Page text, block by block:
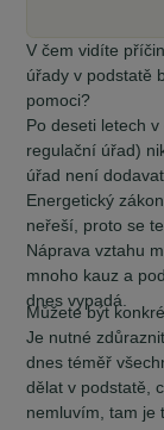
V čem vidíte
úřady v podstatě
pomoci?
Po deseti letech
regulační úřad)
úřad není
Energetický
neřeší, proto se
Náprava vztahu
mnoho kauz a
dnes vypadá.
Můžete být
Je nutné
dnes téměř
dělat v podstatě,
nemluvím, tam je